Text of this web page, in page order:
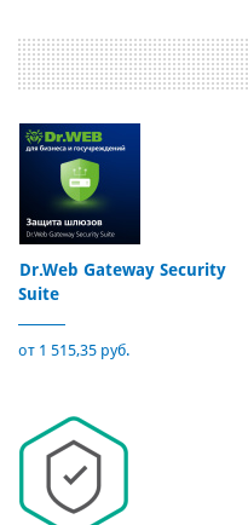
Dr.Web Gateway Security
Suite
от 1 515,35 руб.